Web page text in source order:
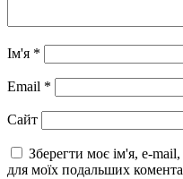
Ім'я *
Email *
Сайт
Зберегти моє ім'я, e-
для моїх подальших